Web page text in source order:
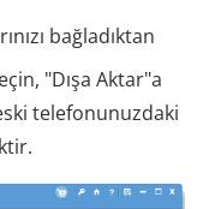
bağladıktan
"Dışa Aktar"a
telefonunuzdaki